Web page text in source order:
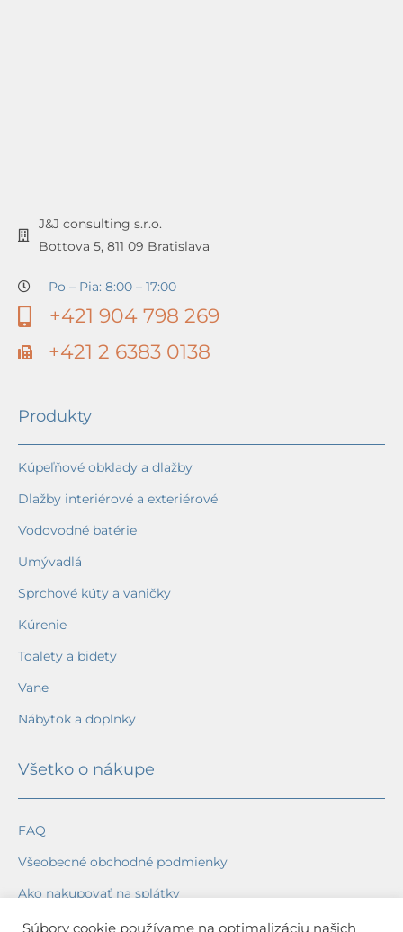
J&J consulting s.r.o.
Bottova 5, 811 09 Bratislava
Po – Pia: 8:00 – 17:00
+421 904 798 269
+421 2 6383 0138
Produkty
Kúpeľňové obklady a dlažby
Dlažby interiérové a exteriérové
Vodovodné batérie
Umývadlá
Sprchové kúty a vaničky
Kúrenie
Toalety a bidety
Vane
Nábytok a doplnky
Všetko o nákupe
FAQ
Všeobecné obchodné podmienky
Ako nakupovať na splátky
Ochrana osobných údajov
Súbory cookie používame na optimalizáciu našich